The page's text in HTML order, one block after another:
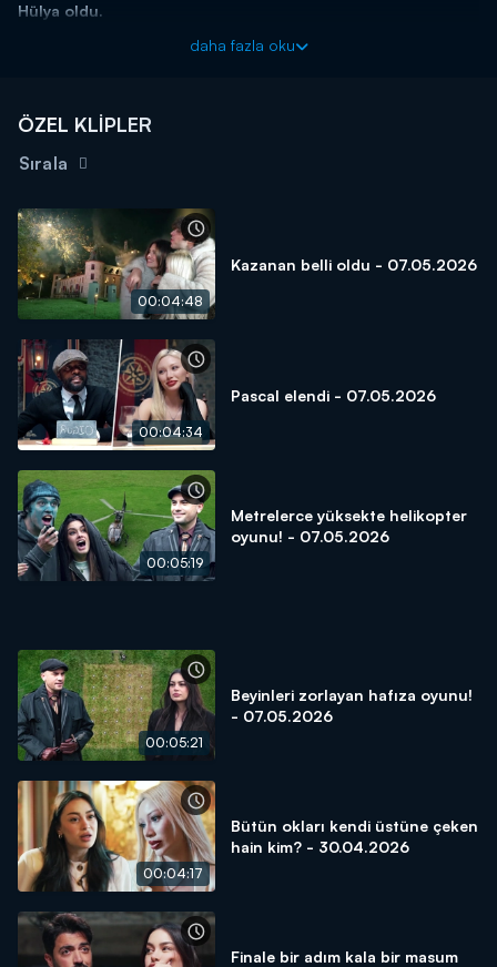
Hülya oldu.
Giray Altınok'un sunumuyla "The Traitors Türkiye" Perşembe
The Traitors Türkiye’nin Digital Adresi Prime Video
daha fazla oku
ÖZEL KLİPLER
Sırala
00:04:48
Kazanan belli oldu - 07.05.2026
00:04:34
Pascal elendi - 07.05.2026
00:05:19
Metrelerce yüksekte helikopter
oyunu! - 07.05.2026
00:05:21
Beyinleri zorlayan hafıza oyunu!
- 07.05.2026
00:04:17
Bütün okları kendi üstüne çeken
hain kim? - 30.04.2026
Finale bir adım kala bir masum